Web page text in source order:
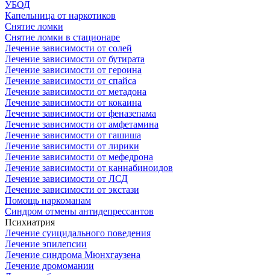
УБОД
Капельница от наркотиков
Снятие ломки
Снятие ломки в стационаре
Лечение зависимости от солей
Лечение зависимости от бутирата
Лечение зависимости от героина
Лечение зависимости от спайса
Лечение зависимости от метадона
Лечение зависимости от кокаина
Лечение зависимости от феназепама
Лечение зависимости от амфетамина
Лечение зависимости от гашиша
Лечение зависимости от лирики
Лечение зависимости от мефедрона
Лечение зависимости от каннабиноидов
Лечение зависимости от ЛСД
Лечение зависимости от экстази
Помощь наркоманам
Синдром отмены антидепрессантов
Психиатрия
Лечение суицидального поведения
Лечение эпилепсии
Лечение синдрома Мюнхгаузена
Лечение дромомании